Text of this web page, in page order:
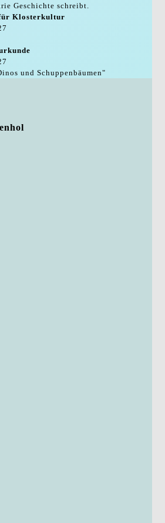
Geschichte schreibt.
Klosterkultur
und Schuppenbäumen"